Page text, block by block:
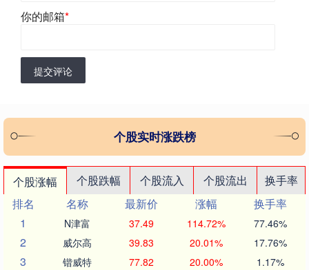
你的邮箱*
提交评论
个股实时涨跌榜
个股涨幅 个股跌幅 个股流入 个股流出
换手率
排名
名称 最新价 涨幅
换手率
1
N津富 37.49 114.72% 77.46%
2 威尔高 39.83 20.01% 17.76%
3 锴威特 77.82 20.00% 1.17%